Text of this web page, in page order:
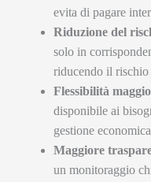
evita di pagare
Riduzione del
solo in
riducendo il
Flessibilità
disponibile ai
gestione
Maggiore
un monitoraggio